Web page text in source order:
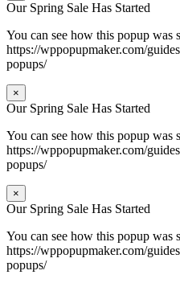
Our Spring Sale Has Started
You can see how this popup was
https://wppopupmaker.com/
popups/
×
Our Spring Sale Has Started
You can see how this popup was
https://wppopupmaker.com/
popups/
×
Our Spring Sale Has Started
You can see how this popup was
https://wppopupmaker.com/
popups/